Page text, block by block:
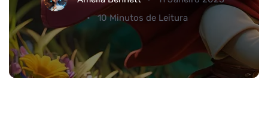
10 Minutos de Leitura